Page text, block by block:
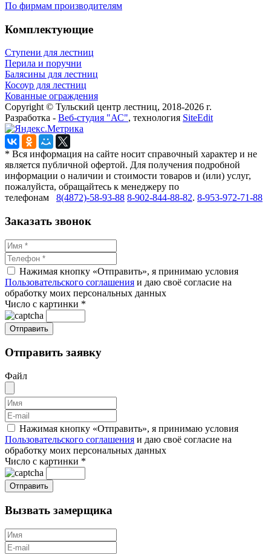
По фирмам производителям
Комплектующие
Ступени для лестниц
Перила и поручни
Балясины для лестниц
Косоур для лестниц
Кованные ограждения
Copyright © Тульский центр лестниц, 2018-2026 г.
Разработка - Веб-студия "АС", технология SiteEdit
* Вся информация на сайте носит справочный характер и не
является публичной офертой. Для получения подробной
информации о наличии и стоимости товаров и (или) услуг,
пожалуйста, обращайтесь к менеджеру по
телефонам 8(4872)-58-93-88 8-902-844-88-82. 8-953-972-71-88
Заказать звонок
Нажимая кнопку «Отправить», я принимаю условия
Пользовательского соглашения и даю своё согласие на
обработку моих персональных данных
Число с картинки *
Отправить заявку
Файл
Нажимая кнопку «Отправить», я принимаю условия
Пользовательского соглашения и даю своё согласие на
обработку моих персональных данных
Число с картинки *
Вызвать замерщика